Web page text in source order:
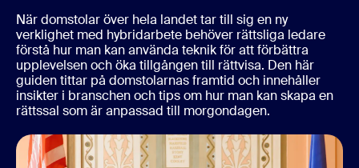
När domstolar över hela landet tar till sig en ny
verklighet med hybridarbete behöver rättsliga ledare
förstå hur man kan använda teknik för att förbättra
upplevelsen och öka tillgången till rättvisa. Den här
guiden tittar på domstolarnas framtid och innehåller
insikter i branschen och tips om hur man kan skapa en
rättssal som är anpassad till morgondagen.